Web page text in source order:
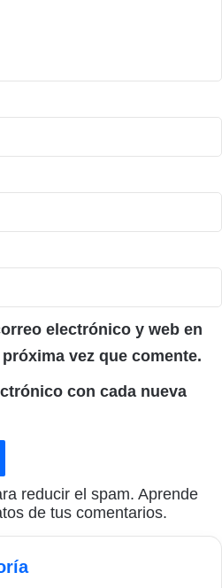
electrónico y web en
vez que comente.
con cada nueva
reducir el spam. Aprende
de tus comentarios.